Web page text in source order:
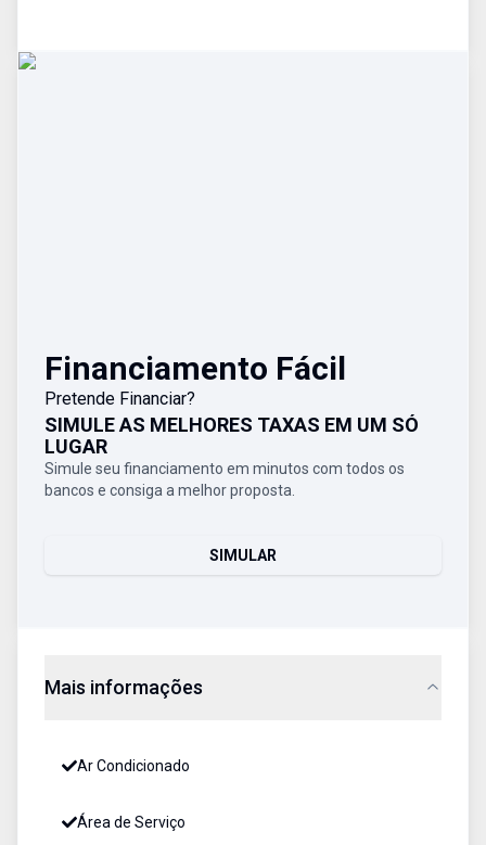
Financiamento Fácil
Pretende Financiar?
SIMULE AS MELHORES TAXAS EM UM SÓ
LUGAR
Simule seu financiamento em minutos com todos os
bancos e consiga a melhor proposta.
SIMULAR
Mais informações
Ar Condicionado
Área de Serviço